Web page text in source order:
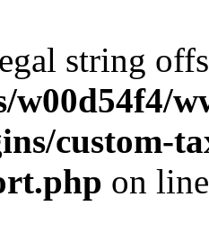
string
w00d54f4/
custom-
on